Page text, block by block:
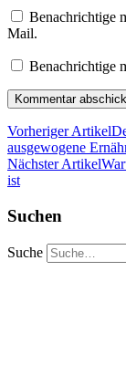
Benachrichtige
Mail.
Benachrichtige
Vorheriger Artikel
ausgewogene
Nächster Artikel
ist
Suchen
Suche